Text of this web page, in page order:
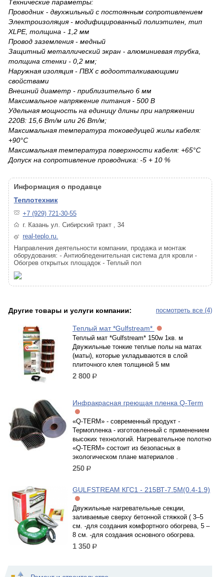
Технические параметры:
Проводник - двухжильный с постоянным сопротивлением
Электроизоляция - модифицированный полиэтилен, тип
XLPE, толщина - 1,2 мм
Провод заземления - медный
Защитный металлический экран - алюминиевая трубка,
толщина стенки - 0,2 мм;
Наружная изоляция - ПВХ с водоотталкивающими
свойствами
Внешний диаметр - приблизительно 6 мм
Максимальное напряжение питания - 500 В
Удельная мощность на единицу длины при напряжении
220В: 15,6 Вт/м или 26 Вт/м;
Максимальная температура токоведущей жилы кабеля:
+90°C
Максимальная температура поверхности кабеля: +65°C
Допуск на сопротивление проводника: -5 + 10 %
Информация о продавце
Теплотехник
+7 (929) 721-30-55
г. Казань ул. Сибирский тракт , 34
real-teplo.ru.
Направления деятельности компании, продажа и монтаж
оборудования: - Антиобледенительная система для кровли -
Обогрев открытых площадок - Теплый пол
посмотреть все (4)
Другие товары и услуги компании:
Теплый мат *Gulfstream*
Теплый мат *Gulfstream* 150w 1кв. м
Двужильные тонкие теплые полы на матах
(маты), которые укладываются в слой
плиточного клея толщиной 5 мм
2 800 р.
Инфракрасная греющая пленка Q-Term
«Q-TERM» - современный продукт -
Термопленка - изготовленный с применением
высоких технологий. Нагревательное полотно
«Q-TERM» состоит из безопасных в
экологическом плане материалов .
250 р.
GULFSTREAM КГС1 - 215ВТ-7.5М(0.4-1.9)
Двужильные нагревательные секции,
заливаемые сверху бетонной стяжкой ( 3–5
см. -для создания комфортного обогрева, 5 –
8 см. -для создания основного обогрева.
1 350 р.